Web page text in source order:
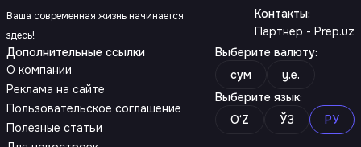
Ваша современная жизнь начинается
здесь!
Контакты:
Партнер - Prep.uz
Дополнительные ссылки
О компании
Реклама на сайте
Пользовательское соглашение
Полезные статьи
Выберите валюту:
сум
y.e.
Выберите язык:
O‘Z
ЎЗ РУ